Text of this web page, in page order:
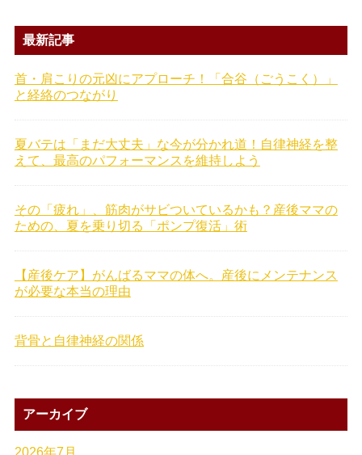
最新記事
首・肩こりの元凶にアプローチ！「合谷（ごうこく）」
と経絡のつながり
夏バテは「まだ大丈夫」な今が分かれ道！自律神経を整
えて、最高のパフォーマンスを維持しよう
その「疲れ」、筋肉がサビついているかも？産後ママの
ための、夏を乗り切る「ポンプ復活」術
【産後ケア】がんばるママの体へ。産後にメンテナンス
が必要な本当の理由
背骨と自律神経の関係
アーカイブ
2026年7月